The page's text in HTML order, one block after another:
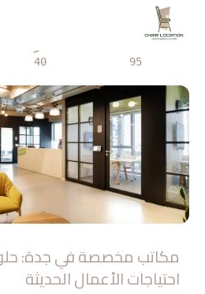
95
40
مكاتب مخصصة في جدة:
احتياجات الأعمال الحديثة